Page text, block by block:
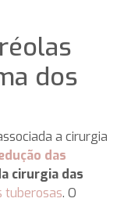
dos
a cirurgia
das
cirurgia das
tuberosas. O